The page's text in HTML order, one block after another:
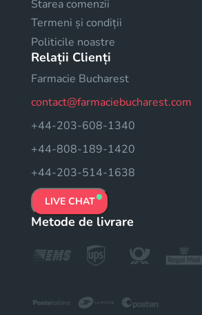
Starea comenzii
Termeni și condiții
Politicile noastre
Relații Clienți
Farmacie Bucharest
contact@farmaciebucharest.com
+44-203-608-1340
+44-808-189-1420
+44-203-514-1638
LIVE CHAT
Metode de livrare